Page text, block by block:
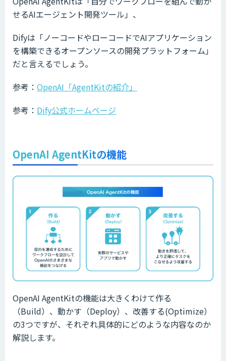
せるAIエージェント開発ツール」、
Difyは「ノーコードやローコードでAIアプリケーション
を構築できるオープンソースの開発プラットフォーム」
だと言えるでしょう。
参考： OpenAI「AgentKitの紹介」
参考： Dify公式ホームページ
OpenAI AgentKitの機能
OpenAI AgentKitの機能は大きくわけて作る
（Build）、動かす（Deploy）、改善する(Optimize）
の3つですが、それぞれ具体的にどのような内容なのか
解説します。